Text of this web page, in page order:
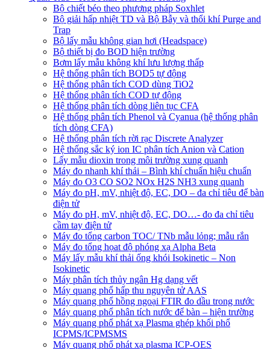
Bộ chiết béo theo phương pháp Soxhlet
Bộ giải hấp nhiệt TD và Bộ Bẫy và thổi khí Purge and
Trap
Bộ lấy mẫu không gian hơi (Headspace)
Bộ thiết bị đo BOD hiện trường
Bơm lấy mẫu không khí lưu lượng thấp
Hệ thống phân tích BOD5 tự động
Hệ thống phân tích COD dùng TiO2
Hệ thống phân tích COD tự động
Hệ thống phân tích dòng liên tục CFA
Hệ thống phân tích Phenol và Cyanua (hệ thống phân
tích dòng CFA)
Hệ thống phân tích rời rạc Discrete Analyzer
Hệ thống sắc ký ion IC phân tích Anion và Cation
Lấy mẫu dioxin trong môi trường xung quanh
Máy đo nhanh khí thải – Bình khí chuẩn hiệu chuẩn
Máy đo O3 CO SO2 NOx H2S NH3 xung quanh
Máy đo pH, mV, nhiệt độ, EC, DO – đa chỉ tiêu để bàn
điện tử
Máy đo pH, mV, nhiệt độ, EC, DO…- đo đa chỉ tiêu
cầm tay điện tử
Máy đo tổng carbon TOC/ TNb mẫu lỏng; mẫu rắn
Máy đo tổng họat độ phóng xạ Alpha Beta
Máy lấy mẫu khí thải ống khói Isokinetic – Non
Isokinetic
Máy phân tích thủy ngân Hg dạng vết
Máy quang phổ hấp thu nguyên tử AAS
Máy quang phổ hồng ngoại FTIR đo dầu trong nước
Máy quang phổ phân tích nước để bàn – hiện trường
Máy quang phổ phát xạ Plasma ghép khối phổ
ICPMS/ICPMSMS
Máy quang phổ phát xạ plasma ICP-OES